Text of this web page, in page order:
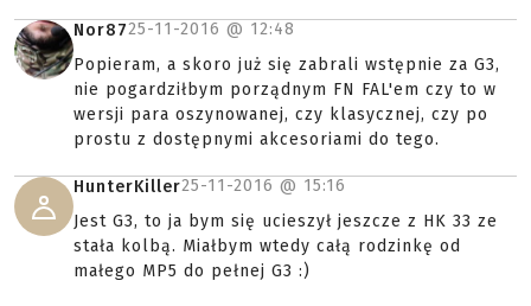
Nor8725-11-2016 @ 12:48
Popieram, a skoro już się zabrali wstępnie za G3,
nie pogardziłbym porządnym FN FAL'em czy to w
wersji para oszynowanej, czy klasycznej, czy po
prostu z dostępnymi akcesoriami do tego.
HunterKiller25-11-2016 @ 15:16
Jest G3, to ja bym się ucieszył jeszcze z HK 33 ze
stała kolbą. Miałbym wtedy całą rodzinkę od
małego MP5 do pełnej G3 :)